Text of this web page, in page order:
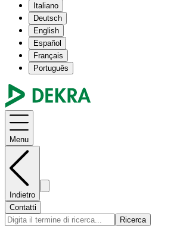
Italiano
Deutsch
English
Español
Français
Português
Menu
Indietro
Contatti
Ricerca